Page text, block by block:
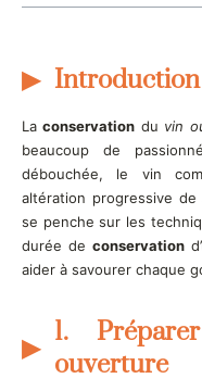
Introduction
Laconservation du vin
beaucoup de
débouchée, le vin
altération progressive
se penche sur les
durée de conservation
aider à savourer chaque
1.
ouverture